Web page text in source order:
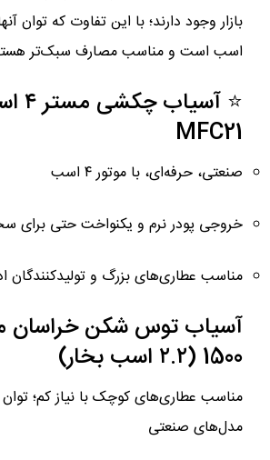
اسب است و مناسب مصارف سبک‌تر
⭐
MFC21
صنعتی، حرفه‌ای، با موتور ۴ اسب
خروجی پودر نرم و یکنواخت حتی برای
مناسب عطاری‌های بزرگ و تولیدکنندگان
1500 (۲.۲ اسب بخار)
مناسب عطاری‌های کوچک با نیاز کم؛
مدل‌های صنعتی